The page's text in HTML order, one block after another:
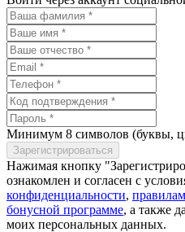
Минимум 8 символов (буквы,
Нажимая кнопку
ознакомлен и согласен с
конфиденциальности,
бонусной программе, а также
моих персональных данных.